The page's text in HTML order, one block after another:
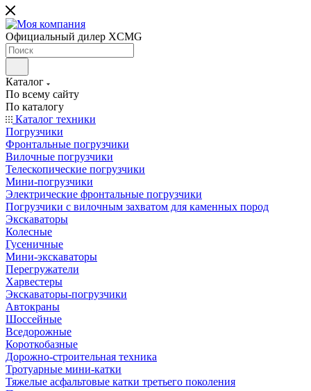
Официальный дилер XCMG
Каталог
По всему сайту
По каталогу
Каталог техники
Погрузчики
Фронтальные погрузчики
Вилочные погрузчики
Телескопические погрузчики
Мини-погрузчики
Электрические фронтальные погрузчики
Погрузчики с вилочным захватом для каменных пород
Экскаваторы
Колесные
Гусеничные
Мини-экскаваторы
Перегружатели
Харвестеры
Экскаваторы-погрузчики
Автокраны
Шоссейные
Вседорожные
Короткобазные
Дорожно-строительная техника
Тротуарные мини-катки
Тяжелые асфальтовые катки третьего поколения